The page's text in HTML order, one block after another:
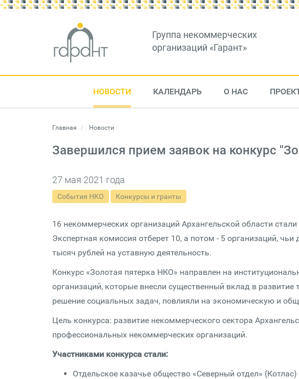
Группа некоммерческих
организаций «Гарант»
НОВОСТИ КАЛЕНДАРЬ О НАС
Главная Новости
Завершился прием заявок на конкурс
27 мая 2021 года
События НКО Конкурсы и гранты
16 некоммерческих организаций Архангельской области
Экспертная комиссия отберет 10, а потом - 5 организаций,
тысяч рублей на уставную деятельность.
Конкурс «Золотая пятерка НКО» направлен на
организаций, которые внесли существенный вклад в развитие
решение социальных задач, повлияли на экономическую и
Цель конкурса: развитие некоммерческого сектора
профессиональных некоммерческих организаций.
Участниками конкурса стали:
Отдельское казачье общество «Северный отдел» (Котлас)